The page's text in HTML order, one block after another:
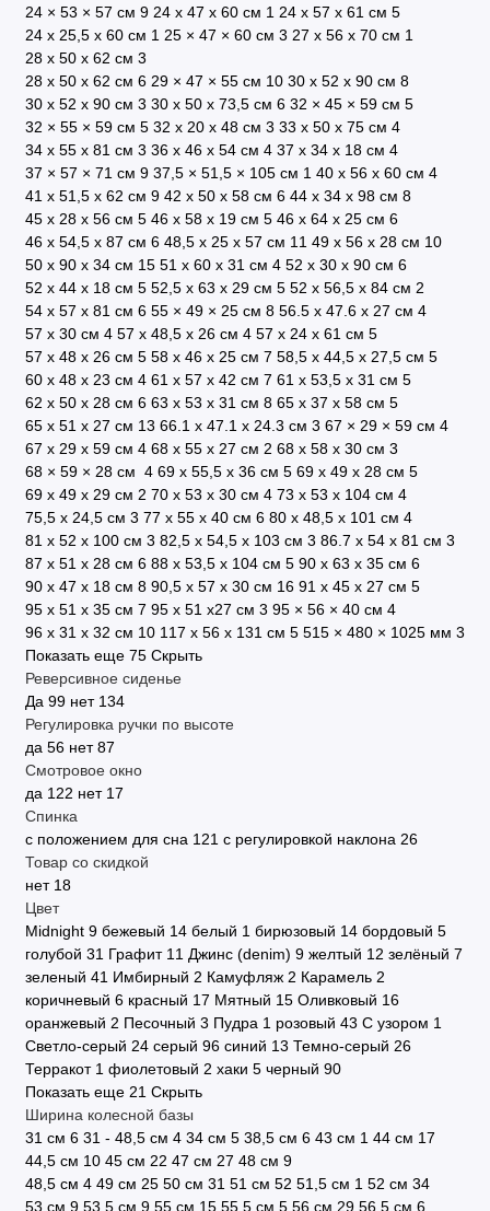
24 × 53 × 57 см 9 24 х 47 х 60 см 1 24 х 57 х 61 см 5
24 х 25,5 х 60 см 1 25 × 47 × 60 см 3 27 х 56 х 70 см 1
28 x 50 x 62 см 3
28 х 50 х 62 см 6 29 × 47 × 55 см 10 30 x 52 x 90 см 8
30 х 52 х 90 см 3 30 х 50 х 73,5 см 6 32 × 45 × 59 см 5
32 × 55 × 59 см 5 32 х 20 х 48 см 3 33 х 50 х 75 см 4
34 х 55 х 81 см 3 36 х 46 х 54 см 4 37 x 34 x 18 см 4
37 × 57 × 71 см 9 37,5 × 51,5 × 105 см 1 40 х 56 х 60 см 4
41 х 51,5 х 62 см 9 42 x 50 x 58 см 6 44 х 34 х 98 см 8
45 х 28 х 56 см 5 46 х 58 х 19 см 5 46 х 64 х 25 см 6
46 х 54,5 х 87 см 6 48,5 x 25 x 57 см 11 49 x 56 x 28 см 10
50 x 90 x 34 см 15 51 x 60 x 31 см 4 52 х 30 х 90 см 6
52 х 44 х 18 см 5 52,5 x 63 x 29 см 5 52 х 56,5 х 84 см 2
54 х 57 х 81 см 6 55 × 49 × 25 см 8 56.5 х 47.6 х 27 см 4
57 x 30 см 4 57 x 48,5 x 26 см 4 57 х 24 х 61 см 5
57 х 48 х 26 см 5 58 х 46 х 25 см 7 58,5 х 44,5 х 27,5 см 5
60 х 48 х 23 см 4 61 х 57 х 42 см 7 61 х 53,5 х 31 см 5
62 х 50 х 28 см 6 63 х 53 х 31 см 8 65 х 37 х 58 см 5
65 х 51 х 27 см 13 66.1 x 47.1 x 24.3 см 3 67 × 29 × 59 см 4
67 х 29 х 59 см 4 68 x 55 x 27 см 2 68 х 58 х 30 см 3
68 × 59 × 28 см 4 69 x 55,5 x 36 см 5 69 х 49 х 28 см 5
69 х 49 х 29 см 2 70 х 53 х 30 см 4 73 х 53 х 104 см 4
75,5 х 24,5 см 3 77 х 55 х 40 см 6 80 х 48,5 х 101 см 4
81 х 52 х 100 см 3 82,5 х 54,5 х 103 см 3 86.7 х 54 х 81 см 3
87 х 51 х 28 см 6 88 х 53,5 х 104 см 5 90 x 63 x 35 см 6
90 х 47 х 18 см 8 90,5 х 57 х 30 см 16 91 x 45 x 27 см 5
95 x 51 x 35 см 7 95 х 51 х27 см 3 95 × 56 × 40 см 4
96 х 31 x 32 см 10 117 х 56 х 131 см 5 515 × 480 × 1025 мм 3
Показать еще 75 Скрыть
Реверсивное сиденье
Да 99 нет 134
Регулировка ручки по высоте
да 56 нет 87
Смотровое окно
да 122 нет 17
Спинка
с положением для сна 121 с регулировкой наклона 26
Товар со скидкой
нет 18
Цвет
Midnight 9 бежевый 14 белый 1 бирюзовый 14 бордовый 5
голубой 31 Графит 11 Джинс (denim) 9 желтый 12 зелёный 7
зеленый 41 Имбирный 2 Камуфляж 2 Карамель 2
коричневый 6 красный 17 Мятный 15 Оливковый 16
оранжевый 2 Песочный 3 Пудра 1 розовый 43 С узором 1
Светло-серый 24 серый 96 синий 13 Темно-серый 26
Терракот 1 фиолетовый 2 хаки 5 черный 90
Показать еще 21 Скрыть
Ширина колесной базы
31 см 6 31 - 48,5 см 4 34 см 5 38,5 см 6 43 см 1 44 см 17
44,5 см 10 45 см 22 47 см 27 48 см 9
48,5 см 4 49 см 25 50 см 31 51 см 52 51,5 см 1 52 см 34
53 см 9 53,5 см 9 55 см 15 55,5 см 5 56 см 29 56,5 см 6